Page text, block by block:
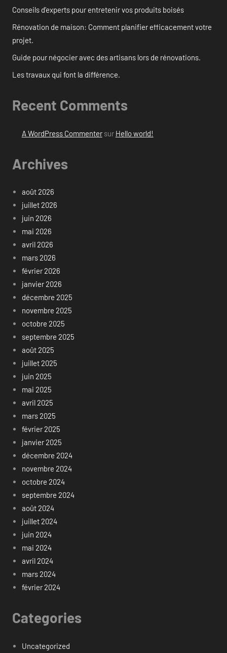
Conseils d’experts pour entretenir vos produits boisés
Rénovation de maison: Comment planifier efficacement votre
projet.
Guide pour négocier avec des artisans lors de rénovations.
Les travaux qui font la différence.
Recent Comments
A WordPress Commentersur Hello world!
Archives
août 2026
juillet 2026
juin 2026
mai 2026
avril 2026
mars 2026
février 2026
janvier 2026
décembre 2025
novembre 2025
octobre 2025
septembre 2025
août 2025
juillet 2025
juin 2025
mai 2025
avril 2025
mars 2025
février 2025
janvier 2025
décembre 2024
novembre 2024
octobre 2024
septembre 2024
août 2024
juillet 2024
juin 2024
mai 2024
avril 2024
mars 2024
février 2024
Categories
Uncategorized